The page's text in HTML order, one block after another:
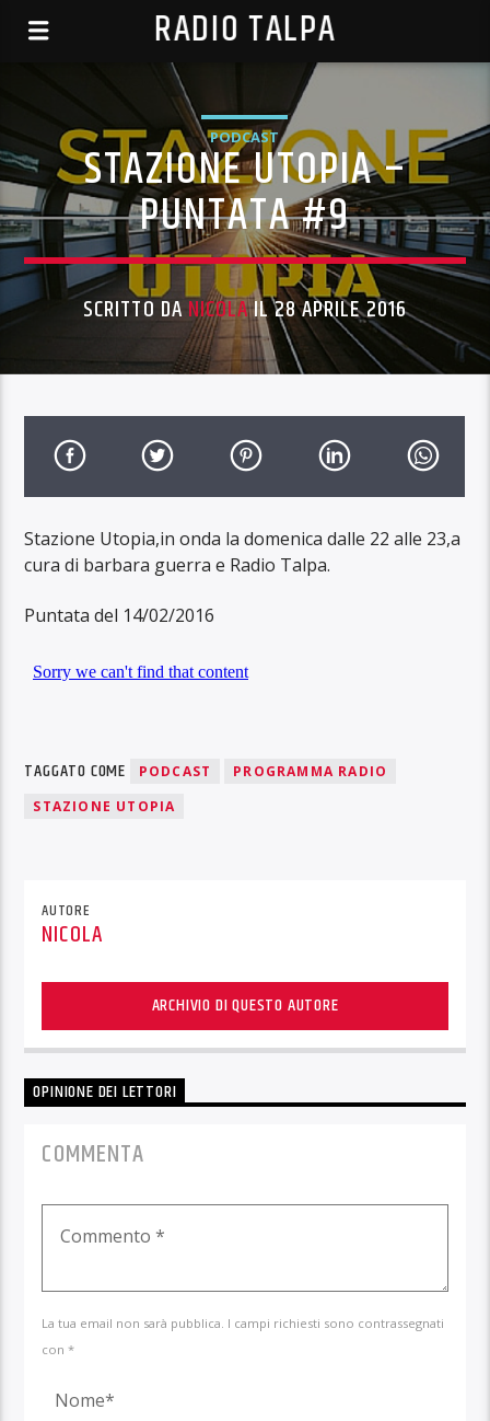
RADIO TALPA
PODCAST
STAZIONE UTOPIA –
PUNTATA #9
SCRITTO DANICOLAIL 28 APRILE 2016
Stazione Utopia,in onda la domenica dalle 22 alle 23,a
cura di barbara guerra e Radio Talpa.
Puntata del 14/02/2016
TAGGATO COME PODCAST
PROGRAMMA RADIO
STAZIONE UTOPIA
AUTORE
NICOLA
ARCHIVIO DI QUESTO AUTORE
OPINIONE DEI LETTORI
COMMENTA
La tua email non sarà pubblica. I campi richiesti sono contrassegnati
con *